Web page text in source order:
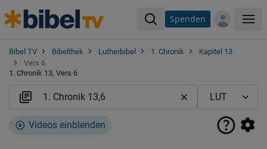
Spenden
Bibel TV Bibelthek Lutherbibel 1. Chronik
Kapitel 13
Vers 6
1. Chronik 13, Vers 6
Videos einblenden